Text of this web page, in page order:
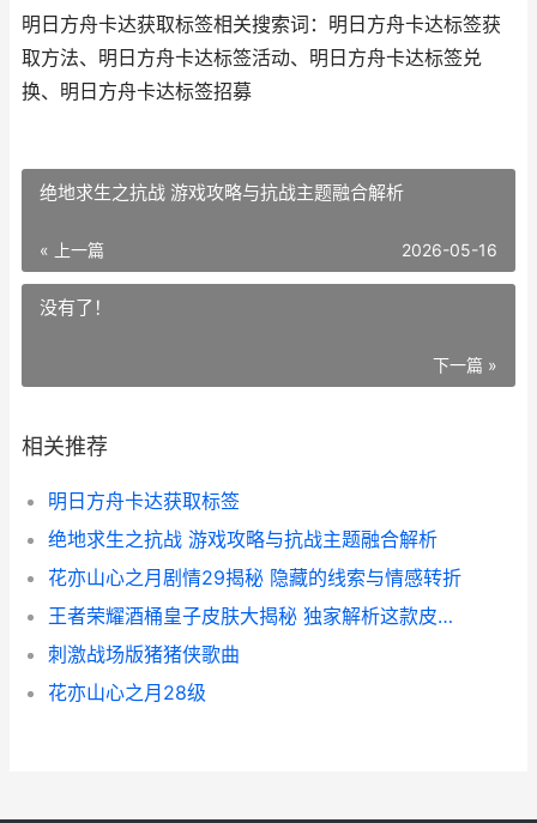
明日方舟卡达获取标签相关搜索词：明日方舟卡达标签获
取方法、明日方舟卡达标签活动、明日方舟卡达标签兑
换、明日方舟卡达标签招募
绝地求生之抗战 游戏攻略与抗战主题融合解析
« 上一篇 2026-05-16
没有了！
下一篇 »
相关推荐
明日方舟卡达获取标签
绝地求生之抗战 游戏攻略与抗战主题融合解析
花亦山心之月剧情29揭秘 隐藏的线索与情感转折
王者荣耀酒桶皇子皮肤大揭秘 独家解析这款皮肤的魅力与价格
刺激战场版猪猪侠歌曲
花亦山心之月28级